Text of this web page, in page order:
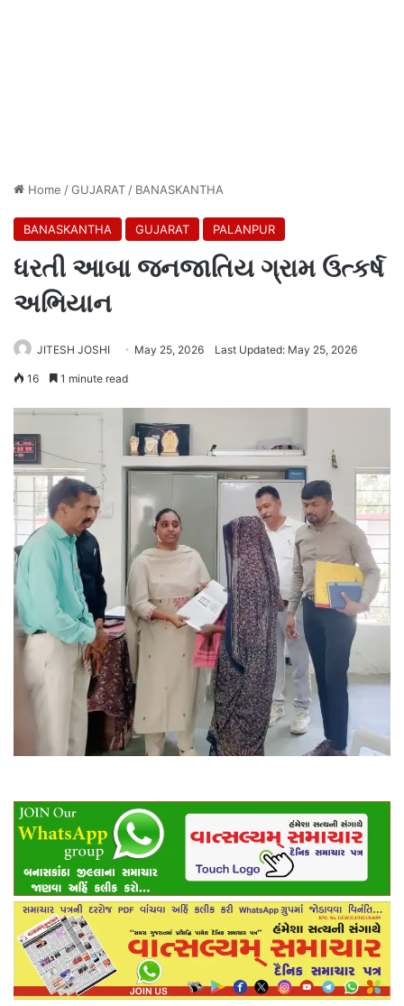
Home /GUJARAT / BANASKANTHA
BANASKANTHA GUJARAT PALANPUR
ધરતી આબા જનજાતિય ગ્રામ ઉત્કર્ષ
અભિયાન
JITESH JOSHI May 25, 2026 Last Updated: May 25, 2026
16 1 minute read